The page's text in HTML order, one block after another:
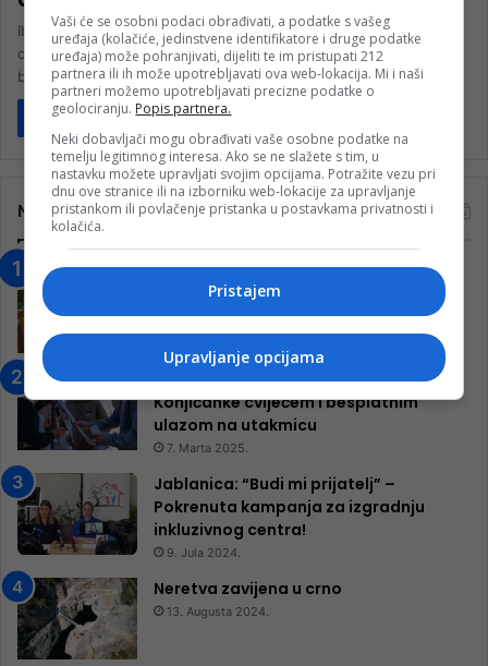
Ibrahim Hadžibajrić (NES), načelnik sarajevske Općine Stari Grad
oglasio se povodom burnih reakcija iz manjeg
bosanskohercegovačkog entiteta RS i privatne…
Pročitaj više
Najčitanije
“Obrazovanje gradi BiH-Jovan Divjak“
– Konjic je u posljednje 22 godine imao
25 ​​stipendista
Nogometaši Igmana iznenadili
Konjičanke cvijećem i besplatnim
ulazom na utakmicu
7. Marta 2025.
Jablanica: “Budi mi prijatelj” –
Pokrenuta kampanja za izgradnju
inkluzivnog centra!
9. Jula 2024.
Neretva zavijena u crno
13. Augusta 2024.
Vaši će se osobni podaci obrađivati, a podatke s vašeg
uređaja (kolačiće, jedinstvene identifikatore i druge podatke
uređaja) može pohranjivati, dijeliti te im pristupati 212
partnera ili ih može upotrebljavati ova web-lokacija. Mi i naši
partneri možemo upotrebljavati precizne podatke o
geolociranju. Popis partnera.
Neki dobavljači mogu obrađivati vaše osobne podatke na
temelju legitimnog interesa. Ako se ne slažete s tim, u
nastavku možete upravljati svojim opcijama. Potražite vezu pri
dnu ove stranice ili na izborniku web-lokacije za upravljanje
pristankom ili povlačenje pristanka u postavkama privatnosti i
kolačića.
Pristajem
Upravljanje opcijama